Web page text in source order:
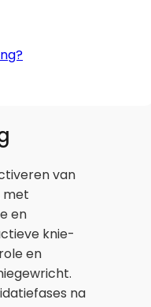
van
met
en
knie-
en
na